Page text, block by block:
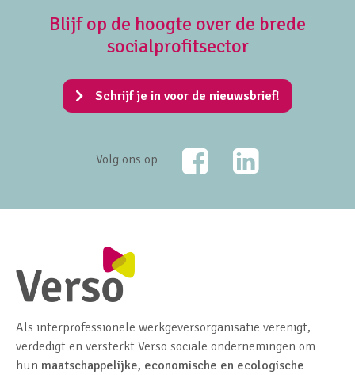
Blijf op de hoogte over de brede
socialprofitsector
Schrijf je in voor de nieuwsbrief!
Volg ons op
FacebookLinkedIn
Als interprofessionele werkgeversorganisatie verenigt,
verdedigt en versterkt Verso sociale ondernemingen om
hun maatschappelijke, economische en ecologische